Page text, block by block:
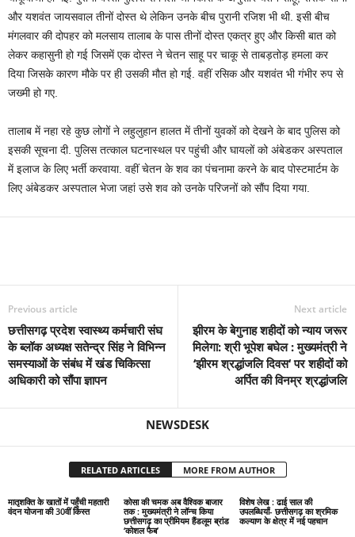
और यशवंत जायसवाल तीनों दोस्त थे लेकिन उनके बीच पुरानी रजिश भी थी. इसी बीच
मंगलवार की दोपहर को मलसाय तालाब के पास तीनों दोस्त एकत्र हुए और किसी बात को
लेकर कहासुनी हो गई जिसमें एक दोस्त ने चेतन साहू पर चाकू से ताबड़तोड़ हमला कर
दिया जिसके कारण मौके पर ही उसकी मौत हो गई. वहीं रसिक और यशवंत भी गंभीर रुप से
जख्मी हो गए.
तालाब में नहा रहे कुछ लोगों ने लहुलुहान हालत में तीनों युवकों को देखने के बाद पुलिस को
इसकी सूचना दी. पुलिस तत्काल घटनास्थल पर पहुंची और घायलों को अंबेडकर अस्पताल
में इलाज के लिए भर्ती करवाया. वहीं चेतन के शव का पंचनामा करने के बाद पोस्टमार्टम के
लिए अंबेडकर अस्पताल भेजा जहां उसे शव को उनके परिजनों को सौंप दिया गया.
Previous article
छत्तीसगढ़ प्रदेश स्वास्थ्य कर्मचारी संघ
के ब्लॉक अध्यक्ष सतेन्द्र सिंह ने विभिन्न
समस्याओं के संबंध में खंड चिकित्सा
अधिकारी को सौंपा ज्ञापन
Next article
झीरम के बेगुनाह शहीदों को न्याय जरूर
मिलेगा: श्री भूपेश बघेल : मुख्यमंत्री ने
‘झीरम श्रद्धांजलि दिवस‘ पर शहीदों को
अर्पित की विनम्र श्रद्धांजलि
NEWSDESK
RELATED ARTICLES MORE FROM AUTHOR
मातृशक्ति के खातों में पहुँची महतारी
वंदन योजना की 30वीं किस्त
कोसा की चमक अब वैश्विक बाजार
तक : मुख्यमंत्री ने लॉन्च किया
छत्तीसगढ़ का प्रीमियम हैंडलूम ब्रांड
‘कोशल फैब’
विशेष लेख : ढाई साल की
उपलब्धियाँ- छत्तीसगढ़ का श्रमिक
कल्याण के क्षेत्र में नई पहचान